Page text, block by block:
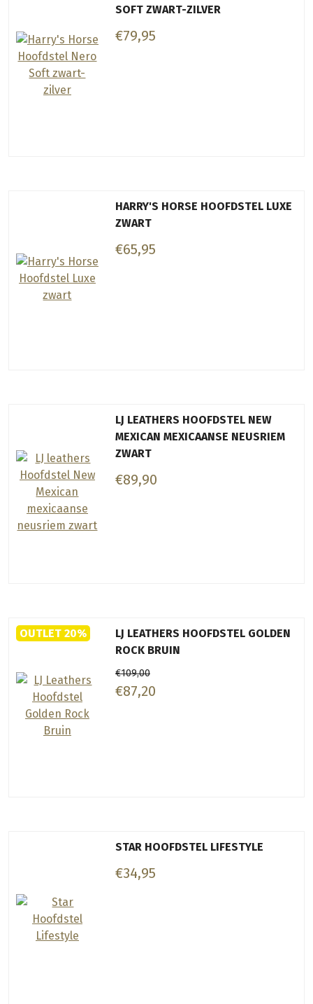
SOFT ZWART-ZILVER
€79,95
HARRY'S HORSE HOOFDSTEL LUXE
ZWART
€65,95
LJ LEATHERS HOOFDSTEL NEW
MEXICAN MEXICAANSE NEUSRIEM
ZWART
€89,90
OUTLET 20%
LJ LEATHERS HOOFDSTEL GOLDEN
ROCK BRUIN
€109,00
€87,20
STAR HOOFDSTEL LIFESTYLE
€34,95